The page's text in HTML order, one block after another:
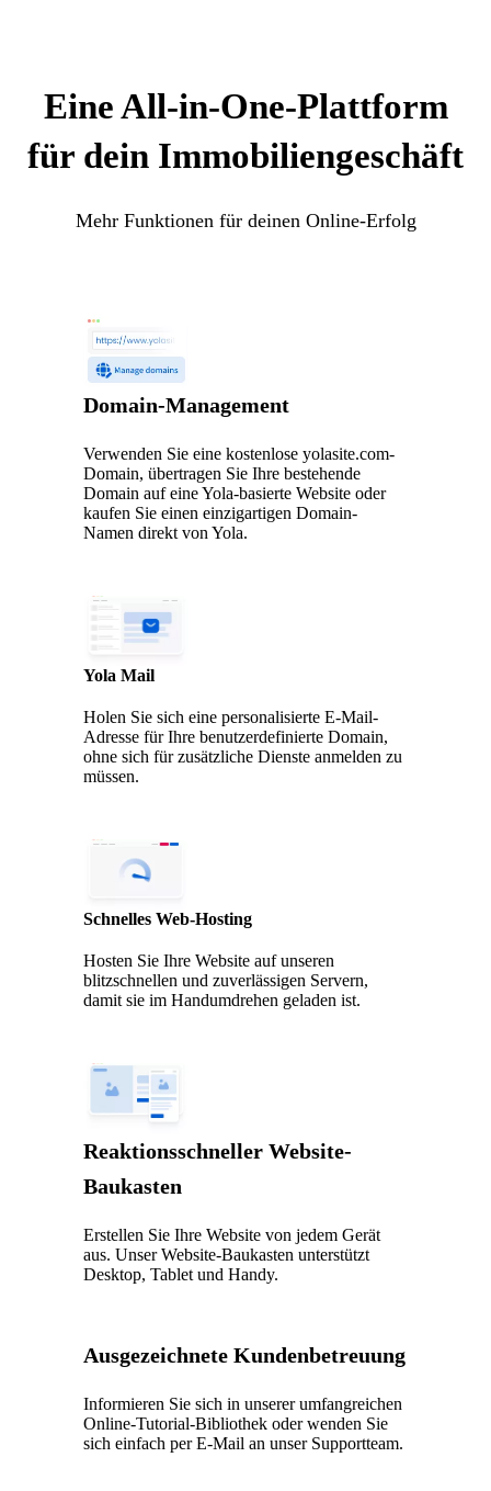
Eine All-in-One-Plattform
für dein Immobiliengeschäft
Mehr Funktionen für deinen Online-Erfolg
Domain-Management
Verwenden Sie eine kostenlose yolasite.com-
Domain, übertragen Sie Ihre bestehende
Domain auf eine Yola-basierte Website oder
kaufen Sie einen einzigartigen Domain-
Namen direkt von Yola.
Yola Mail
Holen Sie sich eine personalisierte E-Mail-
Adresse für Ihre benutzerdefinierte Domain,
ohne sich für zusätzliche Dienste anmelden zu
müssen.
Schnelles Web-Hosting
Hosten Sie Ihre Website auf unseren
blitzschnellen und zuverlässigen Servern,
damit sie im Handumdrehen geladen ist.
Reaktionsschneller Website-
Baukasten
Erstellen Sie Ihre Website von jedem Gerät
aus. Unser Website-Baukasten unterstützt
Desktop, Tablet und Handy.
Ausgezeichnete Kundenbetreuung
Informieren Sie sich in unserer umfangreichen
Online-Tutorial-Bibliothek oder wenden Sie
sich einfach per E-Mail an unser Supportteam.